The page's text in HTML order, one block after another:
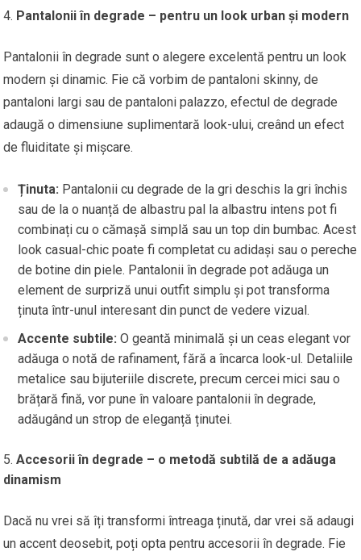
Pantalonii în degrade – pentru un look urban și modern
Pantalonii în degrade sunt o alegere excelentă pentru un look
modern și dinamic. Fie că vorbim de pantaloni skinny, de
pantaloni largi sau de pantaloni palazzo, efectul de degrade
adaugă o dimensiune suplimentară look-ului, creând un efect
de fluiditate și mișcare.
Ținuta: Pantalonii cu degrade de la gri deschis la gri închis
sau de la o nuanță de albastru pal la albastru intens pot fi
combinați cu o cămașă simplă sau un top din bumbac. Acest
look casual-chic poate fi completat cu adidași sau o pereche
de botine din piele. Pantalonii în degrade pot adăuga un
element de surpriză unui outfit simplu și pot transforma
ținuta într-unul interesant din punct de vedere vizual.
Accente subtile: O geantă minimală și un ceas elegant vor
adăuga o notă de rafinament, fără a încarca look-ul. Detaliile
metalice sau bijuteriile discrete, precum cercei mici sau o
brățară fină, vor pune în valoare pantalonii în degrade,
adăugând un strop de eleganță ținutei.
Accesorii în degrade – o metodă subtilă de a adăuga
dinamism
Dacă nu vrei să îți transformi întreaga ținută, dar vrei să adaugi
un accent deosebit, poți opta pentru accesorii în degrade. Fie